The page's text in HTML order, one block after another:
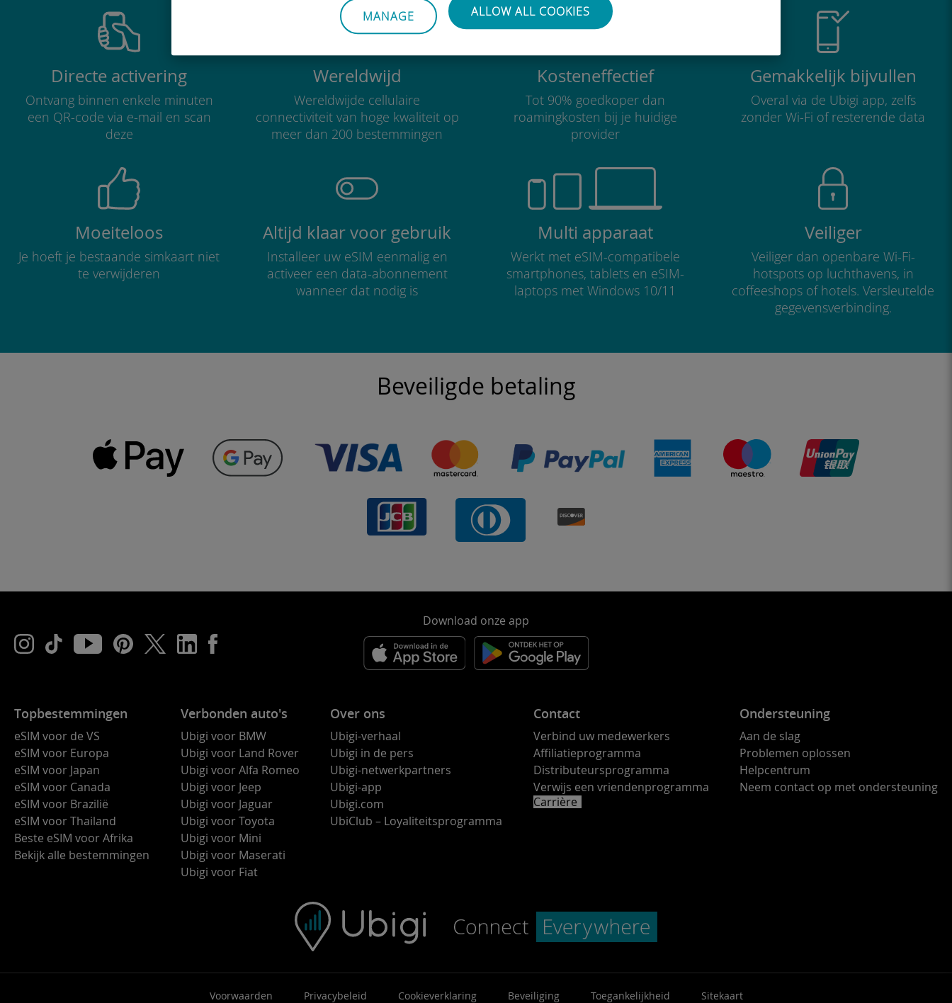
MANAGE ALLOW ALL COOKIES
Directe activering
Ontvang binnen enkele minuten
een QR-code via e-mail en scan
deze
Wereldwijd
Wereldwijde cellulaire
connectiviteit van hoge kwaliteit op
meer dan 200 bestemmingen
Kosteneffectief
Tot 90% goedkoper dan
roamingkosten bij je huidige
provider
Gemakkelijk bijvullen
Overal via de Ubigi app, zelfs
zonder Wi-Fi of resterende data
Moeiteloos
Je hoeft je bestaande simkaart niet
te verwijderen
Altijd klaar voor gebruik
Installeer uw eSIM eenmalig en
activeer een data-abonnement
wanneer dat nodig is
Multi apparaat
Werkt met eSIM-compatibele
smartphones, tablets en eSIM-
laptops met Windows 10/11
Veiliger
Veiliger dan openbare Wi-Fi-
hotspots op luchthavens, in
coffeeshops of hotels. Versleutelde
gegevensverbinding.
Beveiligde betaling
Download onze app
Topbestemmingen
eSIM voor de VS
eSIM voor Europa
eSIM voor Japan
eSIM voor Canada
eSIM voor Brazilië
eSIM voor Thailand
Beste eSIM voor Afrika
Bekijk alle bestemmingen
Verbonden auto's
Ubigi voor BMW
Ubigi voor Land Rover
Ubigi voor Alfa Romeo
Ubigi voor Jeep
Ubigi voor Jaguar
Ubigi voor Toyota
Ubigi voor Mini
Ubigi voor Maserati
Ubigi voor Fiat
Over ons
Ubigi-verhaal
Ubigi in de pers
Ubigi-netwerkpartners
Ubigi-app
Ubigi.com
UbiClub – Loyaliteitsprogramma
Contact
Verbind uw medewerkers
Affiliatieprogramma
Distributeursprogramma
Verwijs een vriendenprogramma
Carrière
Ondersteuning
Aan de slag
Problemen oplossen
Helpcentrum
Neem contact op met ondersteuning
Voorwaarden Privacybeleid Cookieverklaring Beveiliging Toegankelijkheid Sitekaart